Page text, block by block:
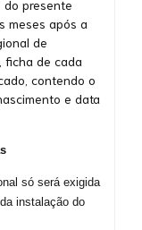
do presente
meses após a
de
ficha de cada
contendo o
e data
só será exigida
instalação do